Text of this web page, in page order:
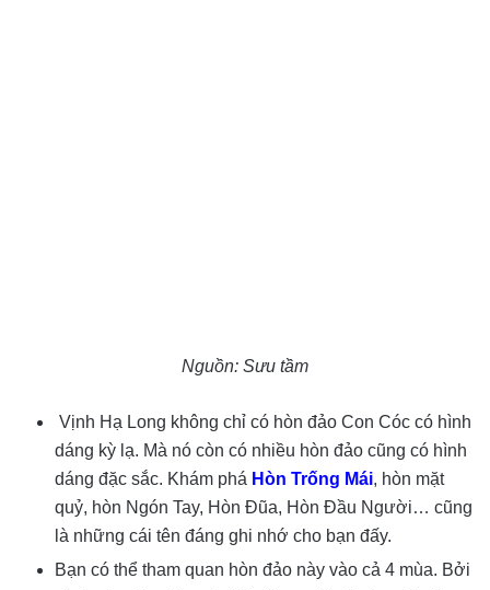
Nguồn: Sưu tầm
Vịnh Hạ Long không chỉ có hòn đảo Con Cóc có hình
dáng kỳ lạ. Mà nó còn có nhiều hòn đảo cũng có hình
dáng đặc sắc. Khám phá Hòn Trống Mái, hòn mặt
quỷ, hòn Ngón Tay, Hòn Đũa, Hòn Đầu Người… cũng
là những cái tên đáng ghi nhớ cho bạn đấy.
Bạn có thể tham quan hòn đảo này vào cả 4 mùa. Bởi